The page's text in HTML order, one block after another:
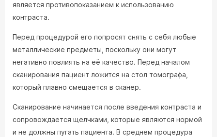
является противопоказанием к использованию
контраста.
Перед процедурой его попросят снять с себя любые
металлические предметы, поскольку они могут
негативно повлиять на её качество. Перед началом
сканирования пациент ложится на стол томографа,
который плавно смещается в сканер.
Сканирование начинается после введения контраста и
сопровождается щелчками, которые являются нормой
и не должны пугать пациента. В среднем процедура